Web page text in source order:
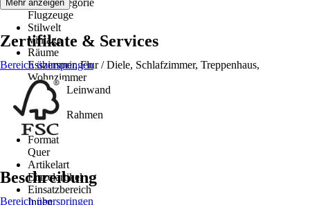
Motivkategorie
Flugzeuge
Stilwelt
Vintage
Räume
Esszimmer, Flur / Diele, Schlafzimmer, Treppenhaus,
Wohnzimmer
Material Leinwand
MDF
Material Rahmen
-
Format
Quer
Artikelart
Einzelartikel
Einsatzbereich
Innen
Mehr anzeigen
Zertifikate & Services
Bereich überspringen
Beschreibung
Bereich überspringen